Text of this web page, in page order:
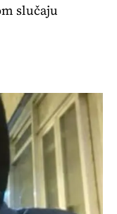
slučaju